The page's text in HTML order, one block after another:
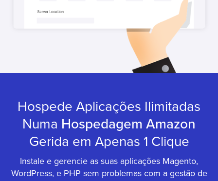
Hospede Aplicações Ilimitadas
Numa Hospedagem Amazon
Gerida em Apenas 1 Clique
Instale e gerencie as suas aplicações Magento,
WordPress, e PHP sem problemas com a gestão de